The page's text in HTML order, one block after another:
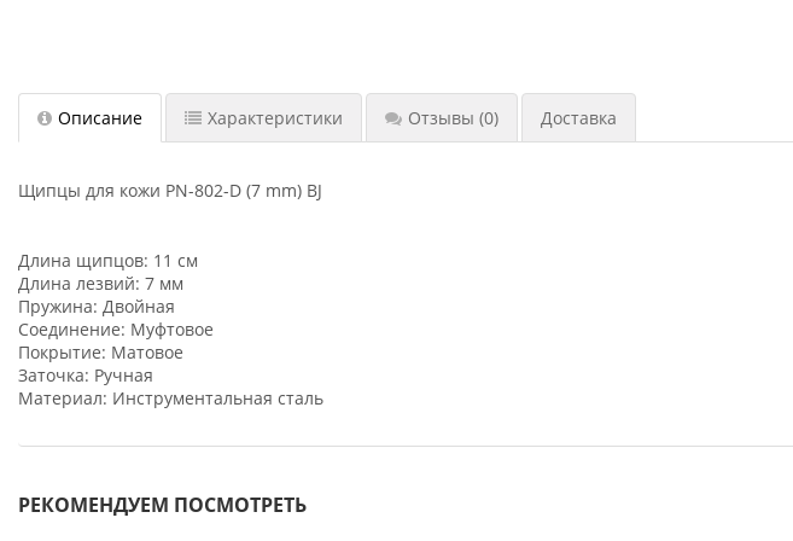
Описание Характеристики Отзывы (0) Доставка
Щипцы для кожи PN-802-D (7 mm) BJ
Длина щипцов: 11 см
Длина лезвий: 7 мм
Пружина: Двойная
Соединение: Муфтовое
Покрытие: Матовое
Заточка: Ручная
Материал: Инструментальная сталь
РЕКОМЕНДУЕМ ПОСМОТРЕТЬ